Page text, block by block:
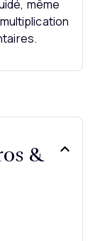
même
&